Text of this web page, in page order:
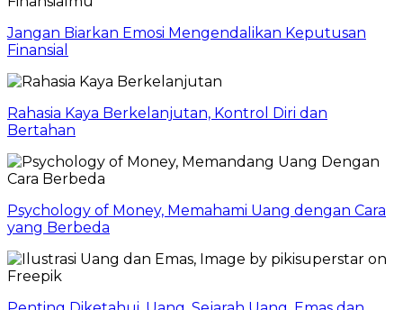
Jangan Biarkan Emosi Mengendalikan Keputusan
Finansial
Rahasia Kaya Berkelanjutan, Kontrol Diri dan
Bertahan
Psychology of Money, Memahami Uang dengan Cara
yang Berbeda